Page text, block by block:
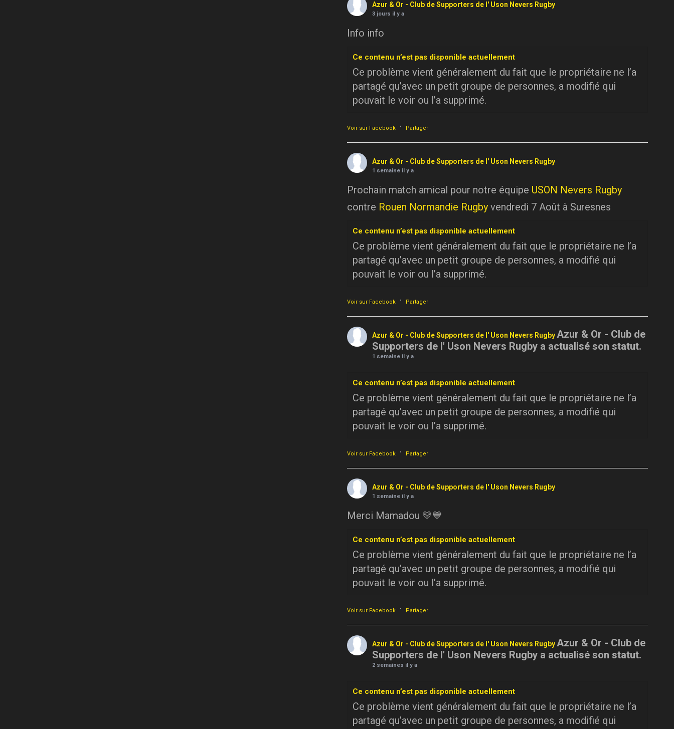
Azur & Or - Club de Supporters de l' Uson Nevers Rugby
3 jours il y a
Info info
Ce contenu n’est pas disponible actuellement
Ce problème vient généralement du fait que le propriétaire ne l’a
partagé qu’avec un petit groupe de personnes, a modifié qui
pouvait le voir ou l’a supprimé.
Voir sur Facebook · Partager
Azur & Or - Club de Supporters de l' Uson Nevers Rugby
1 semaine il y a
Prochain match amical pour notre équipe USON Nevers Rugby
contre Rouen Normandie Rugby vendredi 7 Août à Suresnes
Ce contenu n’est pas disponible actuellement
Ce problème vient généralement du fait que le propriétaire ne l’a
partagé qu’avec un petit groupe de personnes, a modifié qui
pouvait le voir ou l’a supprimé.
Voir sur Facebook · Partager
Azur & Or - Club de Supporters de l' Uson Nevers RugbyAzur & Or - Club de
Supporters de l' Uson Nevers Rugby a actualisé son statut.
1 semaine il y a
Ce contenu n’est pas disponible actuellement
Ce problème vient généralement du fait que le propriétaire ne l’a
partagé qu’avec un petit groupe de personnes, a modifié qui
pouvait le voir ou l’a supprimé.
Voir sur Facebook · Partager
Azur & Or - Club de Supporters de l' Uson Nevers Rugby
1 semaine il y a
Merci Mamadou 💛💙
Ce contenu n’est pas disponible actuellement
Ce problème vient généralement du fait que le propriétaire ne l’a
partagé qu’avec un petit groupe de personnes, a modifié qui
pouvait le voir ou l’a supprimé.
Voir sur Facebook · Partager
Azur & Or - Club de Supporters de l' Uson Nevers RugbyAzur & Or - Club de
Supporters de l' Uson Nevers Rugby a actualisé son statut.
2 semaines il y a
Ce contenu n’est pas disponible actuellement
Ce problème vient généralement du fait que le propriétaire ne l’a
partagé qu’avec un petit groupe de personnes, a modifié qui